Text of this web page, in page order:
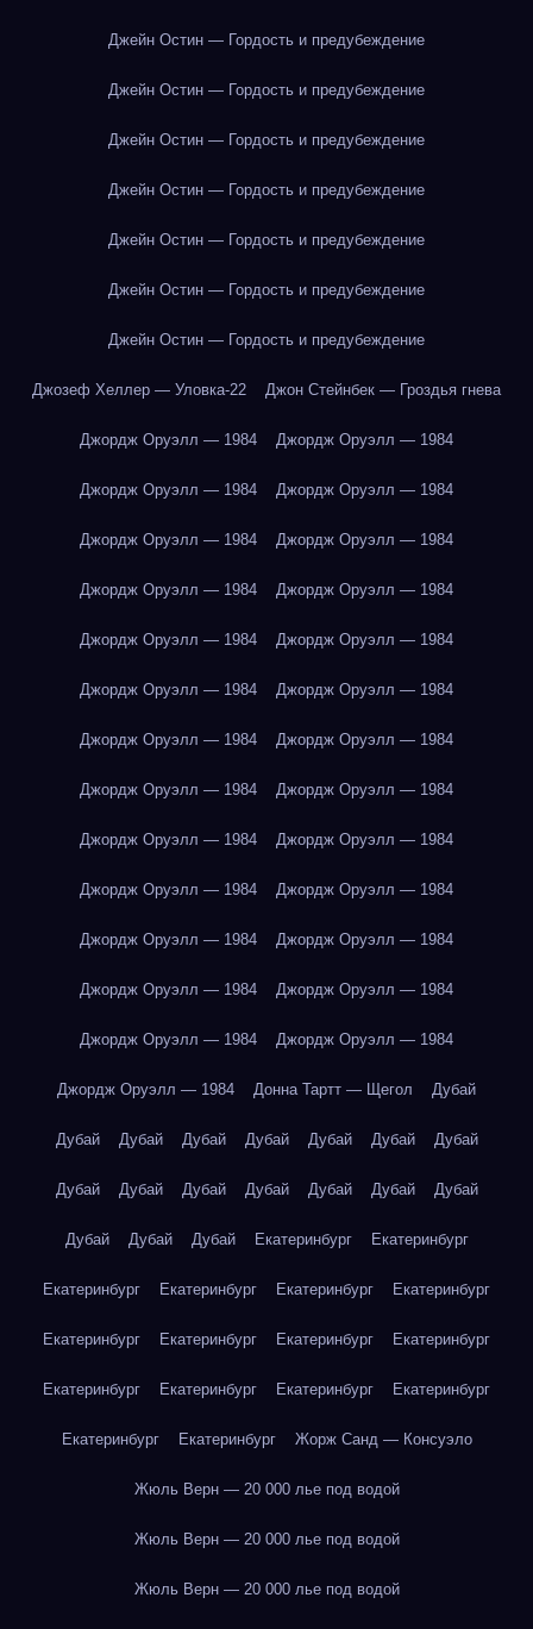
Джейн Остин — Гордость и предубеждение
Джейн Остин — Гордость и предубеждение
Джейн Остин — Гордость и предубеждение
Джейн Остин — Гордость и предубеждение
Джейн Остин — Гордость и предубеждение
Джейн Остин — Гордость и предубеждение
Джейн Остин — Гордость и предубеждение
Джозеф Хеллер — Уловка-22 Джон Стейнбек — Гроздья гнева
Джордж Оруэлл — 1984 Джордж Оруэлл — 1984
Джордж Оруэлл — 1984 Джордж Оруэлл — 1984
Джордж Оруэлл — 1984 Джордж Оруэлл — 1984
Джордж Оруэлл — 1984 Джордж Оруэлл — 1984
Джордж Оруэлл — 1984 Джордж Оруэлл — 1984
Джордж Оруэлл — 1984 Джордж Оруэлл — 1984
Джордж Оруэлл — 1984 Джордж Оруэлл — 1984
Джордж Оруэлл — 1984 Джордж Оруэлл — 1984
Джордж Оруэлл — 1984 Джордж Оруэлл — 1984
Джордж Оруэлл — 1984 Джордж Оруэлл — 1984
Джордж Оруэлл — 1984 Джордж Оруэлл — 1984
Джордж Оруэлл — 1984 Джордж Оруэлл — 1984
Джордж Оруэлл — 1984 Джордж Оруэлл — 1984
Джордж Оруэлл — 1984 Донна Тартт — Щегол Дубай
Дубай Дубай Дубай Дубай Дубай Дубай Дубай
Дубай Дубай Дубай Дубай Дубай Дубай Дубай
Дубай Дубай Дубай Екатеринбург Екатеринбург
Екатеринбург Екатеринбург Екатеринбург Екатеринбург
Екатеринбург Екатеринбург Екатеринбург Екатеринбург
Екатеринбург Екатеринбург Екатеринбург Екатеринбург
Екатеринбург Екатеринбург Жорж Санд — Консуэло
Жюль Верн — 20 000 лье под водой
Жюль Верн — 20 000 лье под водой
Жюль Верн — 20 000 лье под водой